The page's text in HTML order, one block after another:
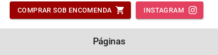
COMPRAR SOB ENCOMENDA INSTAGRAM
Páginas